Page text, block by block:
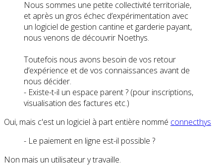
Nous sommes une petite collectivité territoriale,
et après un gros échec d’expérimentation avec
un logiciel de gestion cantine et garderie payant,
nous venons de découvrir Noethys.
Toutefois nous avons besoin de vos retour
d’expérience et de vos connaissances avant de
nous décider.
- Existe-t-il un espace parent ? (pour inscriptions,
visualisation des factures etc.)
Oui, mais c'est un logiciel à part entière nommé connecthys
- Le paiement en ligne est-il possible ?
Non mais un utilisateur y travaille.